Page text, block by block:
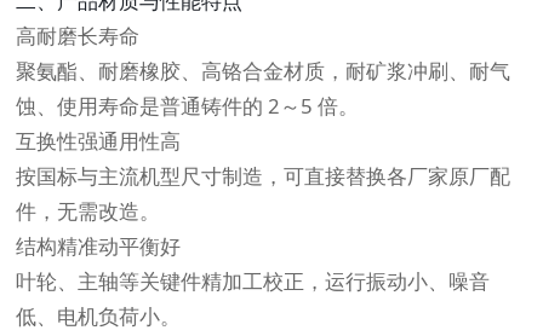
高耐磨长寿命
聚氨酯、耐磨橡胶、高铬合金材质，耐矿浆冲刷、耐气
蚀、使用寿命是普通铸件的 2～5 倍。
互换性强通用性高
按国标与主流机型尺寸制造，可直接替换各厂家原厂配
件，无需改造。
结构精准动平衡好
叶轮、主轴等关键件精加工校正，运行振动小、噪音
低、电机负荷小。